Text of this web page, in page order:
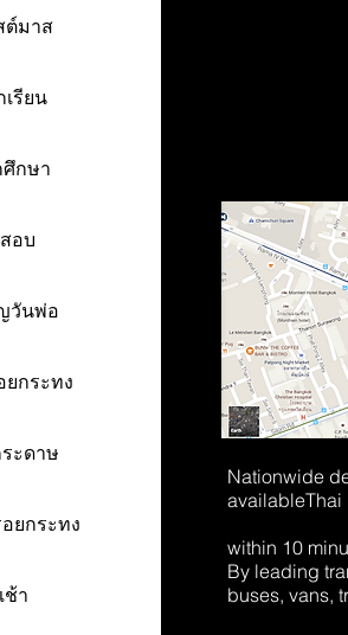
ต์มาส
รียน
กษา
อบ
วันพ่อ
ยกระทง
ะดาษ
ยกระทง
ช้า
Nationwide
availableThai
within 10
By leading
buses, vans,